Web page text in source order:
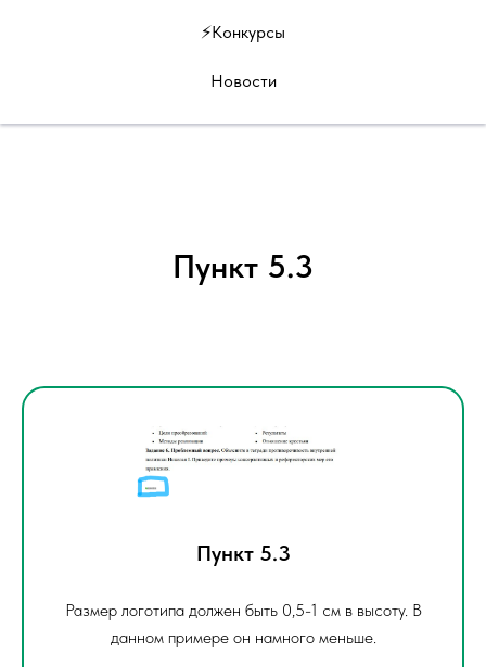
⚡️Конкурсы
Новости
Пункт 5.3
Пункт 5.3
Размер логотипа должен быть 0,5-1 см в высоту. В
данном примере он намного меньше.